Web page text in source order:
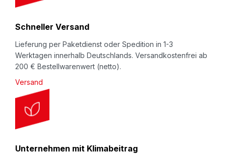
e
r
Schneller Versand
Lieferung per Paketdienst oder Spedition in 1-3
Werktagen innerhalb Deutschlands. Versandkostenfrei ab
200 € Bestellwarenwert (netto).
Versand
Unternehmen mit Klimabeitrag